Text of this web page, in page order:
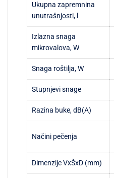
Ukupna zapremnina
unutrašnjosti, l
Izlazna snaga
mikrovalova, W
Snaga roštilja, W
Stupnjevi snage
Razina buke, dB(A)
Načini pečenja
Dimenzije VxŠxD (mm)